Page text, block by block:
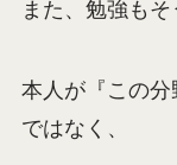
また、勉強もそ
本人が『この
ではなく、